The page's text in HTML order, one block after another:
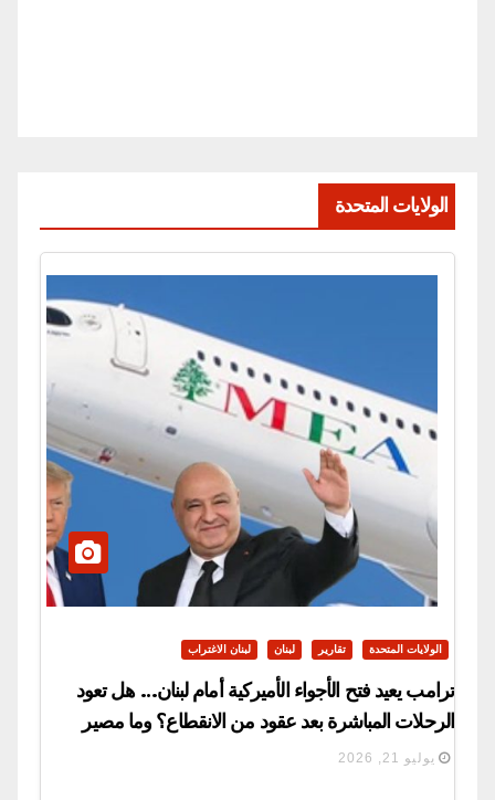
الولايات المتحدة
الولايات المتحدة تقارير لبنان لبنان الاغتراب
ترامب يعيد فتح الأجواء الأميركية أمام لبنان… هل تعود
الرحلات المباشرة بعد عقود من الانقطاع؟ وما مصير
مطار بيروت والقليعات؟
يوليو 21, 2026